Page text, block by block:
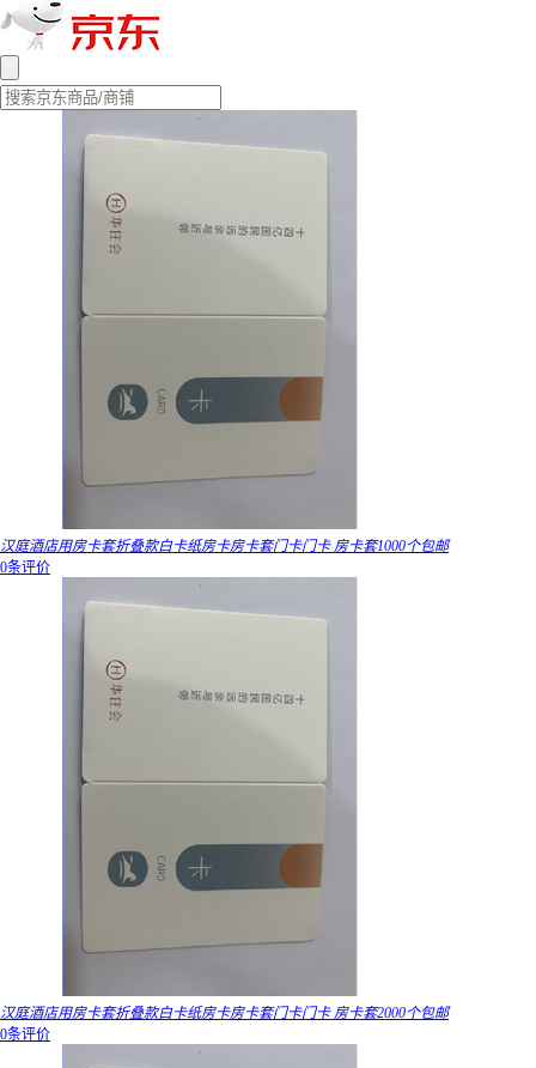
汉庭酒店用房卡套折叠款白卡纸房卡房卡套门卡门卡 房卡套1000个包邮
0条评价
汉庭酒店用房卡套折叠款白卡纸房卡房卡套门卡门卡 房卡套2000个包邮
0条评价